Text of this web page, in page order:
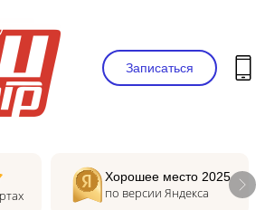
Записаться
Хорошее место 2025
по версии Яндекса